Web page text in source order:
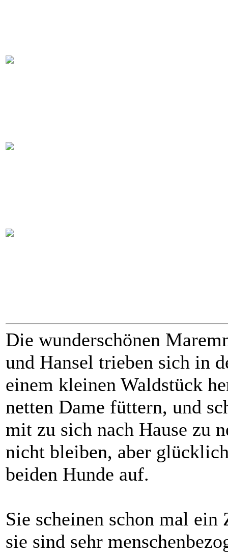
Die wunderschönen
und Hansel trieben sich in
einem kleinen Waldstück
netten Dame füttern, und
mit zu sich nach Hause zu
nicht bleiben, aber
beiden Hunde auf.
Sie scheinen schon mal ein
sie sind sehr